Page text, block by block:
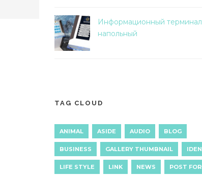
Информационный терминал
напольный
TAG CLOUD
ANIMAL ASIDE AUDIO BLOG
BUSINESS GALLERY THUMBNAIL
LIFE STYLE LINK NEWS POST